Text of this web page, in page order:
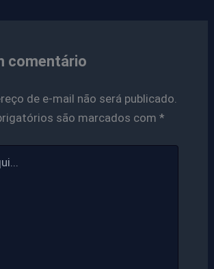
comentário
de e-mail não será publicado.
são marcados com *